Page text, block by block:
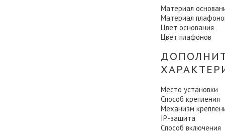
Материал
Материал
Цвет основания
Цвет плафонов
Место установки
Способ крепления
Механизм
IP-защита
Способ включения